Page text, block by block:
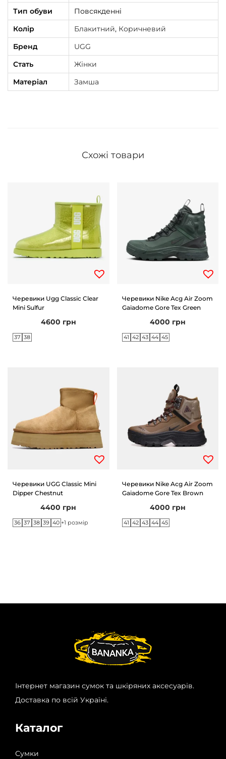
y
b
r
i
d
к
і
Тип обуви
Повсякденні
Колір
Блакитний, Коричневий
Бренд
UGG
Стать
Жінки
Матеріал
Замша
Схожі товари
Черевики Ugg Classic Clear
Mini Sulfur
4600 грн
37 38
Черевики Nike Acg Air Zoom
Gaiadome Gore Tex Green
4000 грн
41 42 43 44 45
Черевики UGG Classic Mini
Dipper Chestnut
4400 грн
36 37 38 39 40 +1 розмір
Черевики Nike Acg Air Zoom
Gaiadome Gore Tex Brown
4000 грн
41 42 43 44 45
Інтернет магазин сумок та шкіряних аксесуарів.
Доставка по всій Україні.
Каталог
Сумки